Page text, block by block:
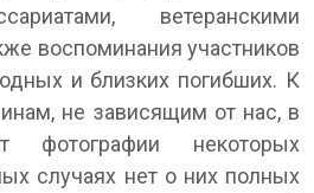
ветеранскими
воспоминания участников
и близких погибших. К
не зависящим от нас, в
фотографии некоторых
случаях нет о них полных